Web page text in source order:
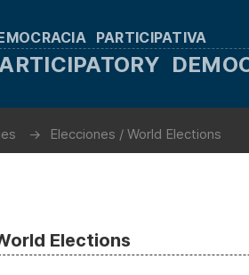
PARTICIPATIVA
Elecciones / World Elections
Elections